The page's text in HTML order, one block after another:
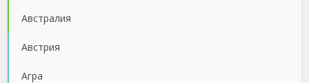
Австралия
Австрия
Агра